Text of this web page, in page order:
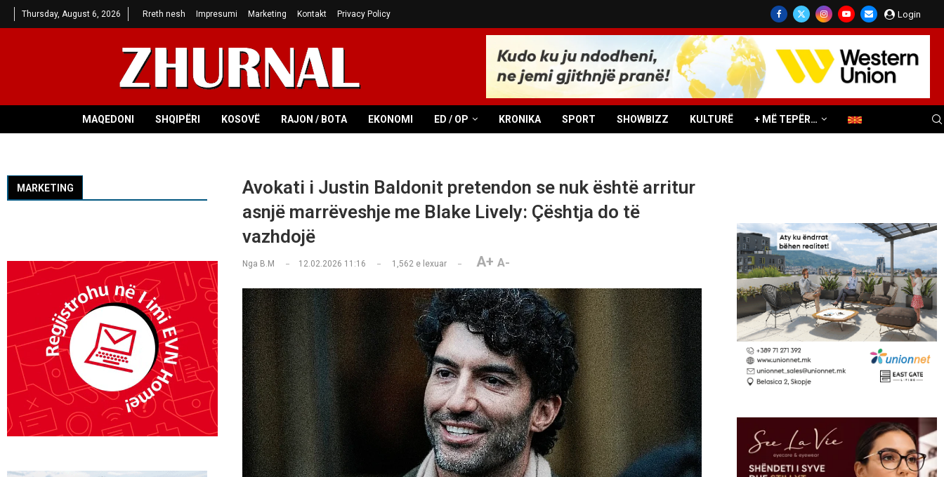
Thursday, August 6, 2026 Rreth nesh Impresumi Marketing Kontakt Privacy Policy Login
MAQEDONI SHQIPËRI KOSOVË RAJON / BOTA EKONOMI ED / OP KRONIKA SPORT SHOWBIZZ KULTURË + MË TEPËR…
Avokati i Justin Baldonit pretendon se nuk është arritur
asnjë marrëveshje me Blake Lively: Çështja do të
vazhdojë
Nga B.M 12.02.2026 11:16 1,562e lexuar A+ A-
MARKETING